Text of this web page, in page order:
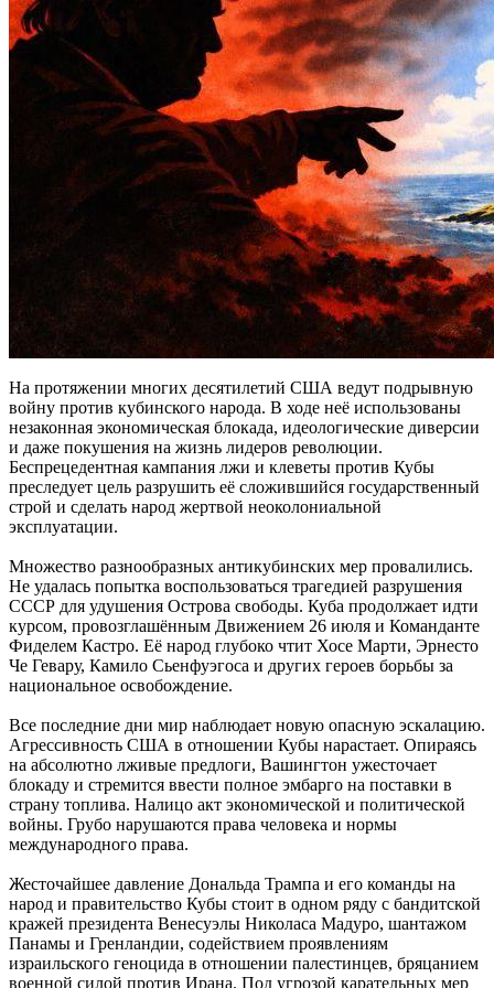
На протяжении многих десятилетий США ведут подрывную
войну против кубинского народа. В ходе неё использованы
незаконная экономическая блокада, идеологические диверсии
и даже покушения на жизнь лидеров революции.
Беспрецедентная кампания лжи и клеветы против Кубы
преследует цель разрушить её сложившийся государственный
строй и сделать народ жертвой неоколониальной
эксплуатации.
Множество разнообразных антикубинских мер провалились.
Не удалась попытка воспользоваться трагедией разрушения
СССР для удушения Острова свободы. Куба продолжает идти
курсом, провозглашённым Движением 26 июля и Команданте
Фиделем Кастро. Её народ глубоко чтит Хосе Марти, Эрнесто
Че Гевару, Камило Сьенфуэгоса и других героев борьбы за
национальное освобождение.
Все последние дни мир наблюдает новую опасную эскалацию.
Агрессивность США в отношении Кубы нарастает. Опираясь
на абсолютно лживые предлоги, Вашингтон ужесточает
блокаду и стремится ввести полное эмбарго на поставки в
страну топлива. Налицо акт экономической и политической
войны. Грубо нарушаются права человека и нормы
международного права.
Жесточайшее давление Дональда Трампа и его команды на
народ и правительство Кубы стоит в одном ряду с бандитской
кражей президента Венесуэлы Николаса Мадуро, шантажом
Панамы и Гренландии, содействием проявлениям
израильского геноцида в отношении палестинцев, бряцанием
военной силой против Ирана. Под угрозой карательных мер